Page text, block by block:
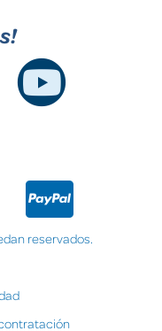
reservados.